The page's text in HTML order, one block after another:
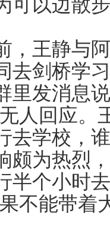
可以边散
，王静与
去剑桥学
里发消息
人回应。
去学校，
颇为热烈
半个小时
不能带着